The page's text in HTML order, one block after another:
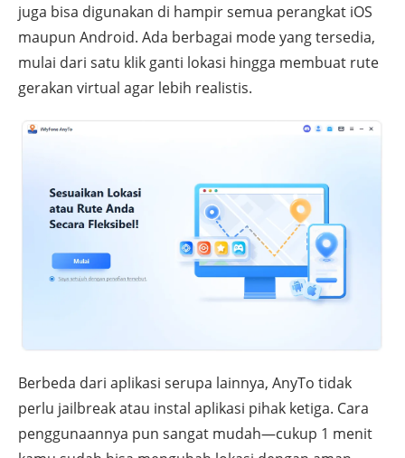
juga bisa digunakan di hampir semua perangkat iOS
maupun Android. Ada berbagai mode yang tersedia,
mulai dari satu klik ganti lokasi hingga membuat rute
gerakan virtual agar lebih realistis.
Berbeda dari aplikasi serupa lainnya, AnyTo tidak
perlu jailbreak atau instal aplikasi pihak ketiga. Cara
penggunaannya pun sangat mudah—cukup 1 menit